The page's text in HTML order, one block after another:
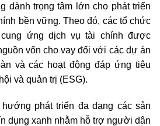
dành trọng tâm lớn cho phát triển
bền vững. Theo đó, các tổ chức
ứng dịch vụ tài chính được
vốn cho vay đối với các dự án
và các hoạt động đáp ứng tiêu
và quản trị (ESG).
phát triển đa dạng các sản
dụng xanh nhằm hỗ trợ người dân